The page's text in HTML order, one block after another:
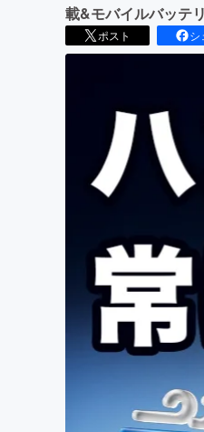
載&モバイルバッテ
ポスト シ